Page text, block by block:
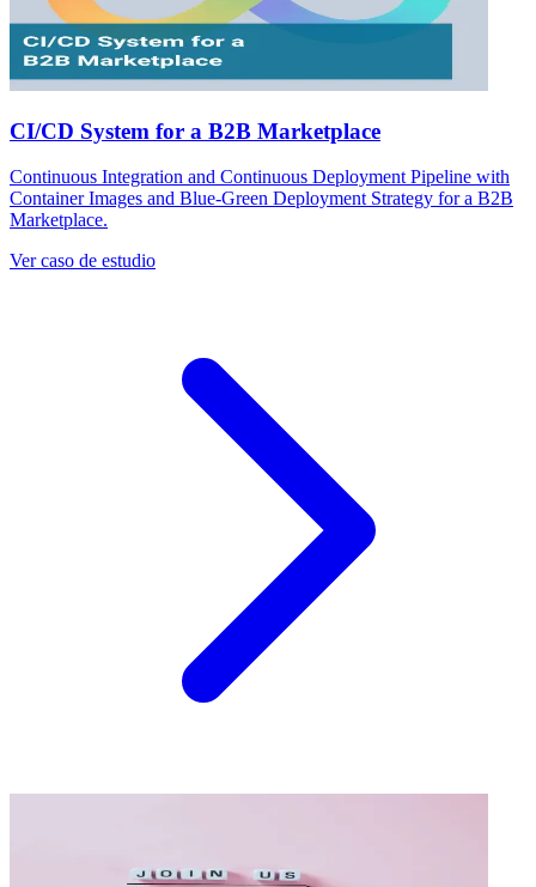
CI/CD System for a B2B Marketplace
Continuous Integration and Continuous Deployment Pipeline with
Container Images and Blue-Green Deployment Strategy for a B2B
Marketplace.
Ver caso de estudio